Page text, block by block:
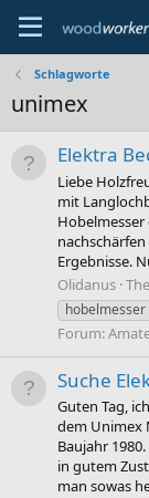
Schlagworte
unimex
Elektra
Liebe
mit
Ergebnisse.
Olidanus
hobelmesser
Forum:
Suche
Guten Tag,
dem Unimex
Baujahr
in gutem
man sowas